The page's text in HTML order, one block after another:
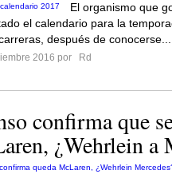
El organismo que
el calendario para la
después de conocerse...
2016 por
Rd
confirma que
¿Wehrlein a